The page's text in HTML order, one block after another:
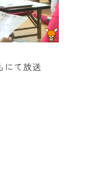
にて放送